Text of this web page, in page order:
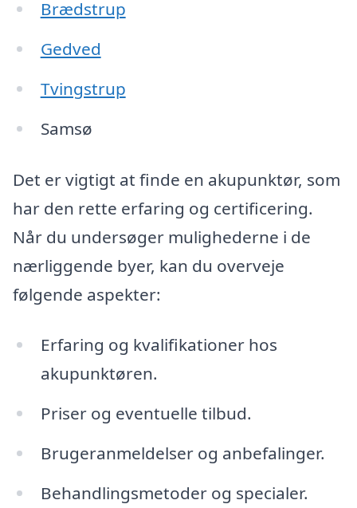
Brædstrup
Gedved
Tvingstrup
Samsø
Det er vigtigt at finde en akupunktør, som
har den rette erfaring og certificering.
Når du undersøger mulighederne i de
nærliggende byer, kan du overveje
følgende aspekter:
Erfaring og kvalifikationer hos
akupunktøren.
Priser og eventuelle tilbud.
Brugeranmeldelser og anbefalinger.
Behandlingsmetoder og specialer.